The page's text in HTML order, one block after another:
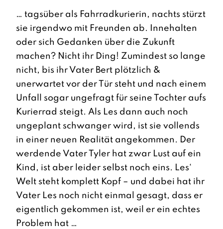
… tagsüber als Fahrradkurierin, nachts stürzt
sie irgendwo mit Freunden ab. Innehalten
oder sich Gedanken über die Zukunft
machen? Nicht ihr Ding! Zumindest so lange
nicht, bis ihr Vater Bert plötzlich &
unerwartet vor der Tür steht und nach einem
Unfall sogar ungefragt für seine Tochter aufs
Kurierrad steigt. Als Les dann auch noch
ungeplant schwanger wird, ist sie vollends
in einer neuen Realität angekommen. Der
werdende Vater Tyler hat zwar Lust auf ein
Kind, ist aber leider selbst noch eins. Les‘
Welt steht komplett Kopf – und dabei hat ihr
Vater Les noch nicht einmal gesagt, dass er
eigentlich gekommen ist, weil er ein echtes
Problem hat …